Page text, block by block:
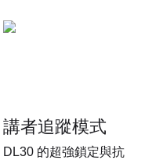
講者追蹤模式
DL30 的超強鎖定與抗